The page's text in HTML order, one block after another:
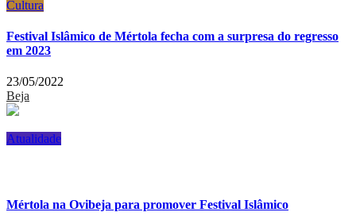
Cultura
Festival Islâmico de Mértola fecha com a surpresa do regresso
em 2023
23/05/2022
Beja
Atualidade
Mértola na Ovibeja para promover Festival Islâmico